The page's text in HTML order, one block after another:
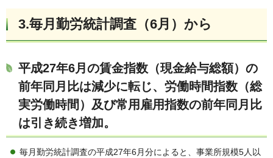
3.毎月勤労統計調査（6月）から
平成27年6月の賃金指数（現金給与総額）の
前年同月比は減少に転じ、労働時間指数（総
実労働時間）及び常用雇用指数の前年同月比
は引き続き増加。
毎月勤労統計調査の平成27年6月分によると、事業所規模5人以